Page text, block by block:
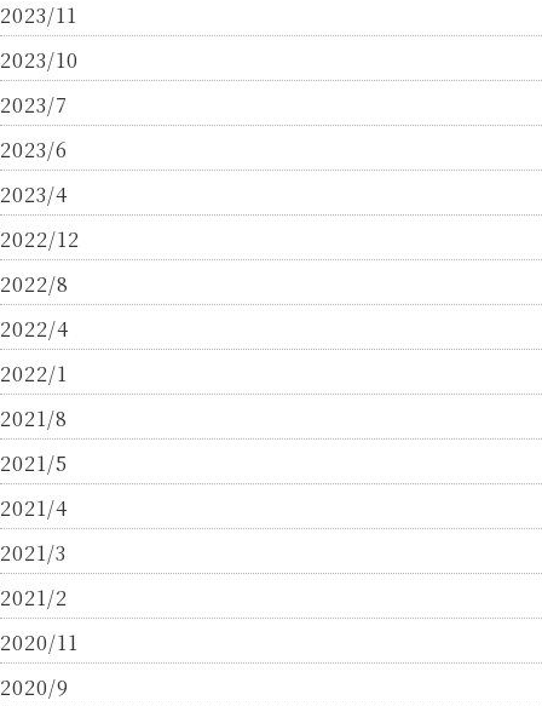
2023/11
2023/10
2023/7
2023/6
2023/4
2022/12
2022/8
2022/4
2022/1
2021/8
2021/5
2021/4
2021/3
2021/2
2020/11
2020/9